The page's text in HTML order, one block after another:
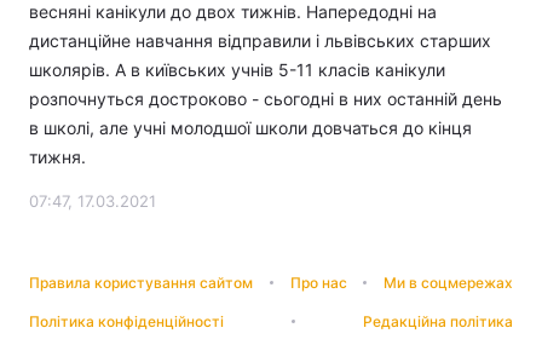
весняні канікули до двох тижнів. Напередодні на
дистанційне навчання відправили і львівських старших
школярів. А в київських учнів 5-11 класів канікули
розпочнуться достроково - сьогодні в них останній день
в школі, але учні молодшої школи довчаться до кінця
тижня.
07:47, 17.03.2021
Правила користування сайтом Про нас Ми в соцмережах
Політика конфіденційності Редакційна політика